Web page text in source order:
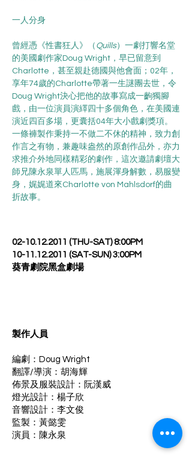
一人分身
曾經憑《性書狂人》（ Quills）一劇打響名堂
的美國劇作家Doug Wright，早已留意到
Charlotte，甚至親赴德國與他會面；02年，
享年74歲的Charlotte帶著一生謎團去世，令
Doug Wright決心把他的故事寫成一齣獨腳
戲，由一位演員演繹四十多個角色，在美國連
演近四百多場，更囊括04年大小戲劇獎項。
一條褲製作秉持一不做二不休的精神，致力創
作言之有物，兼趣味盎然的原創作品外，亦力
求推介外地同樣精彩的劇作，這次邀請劇壇大
師兄陳永泉單人匹馬，施展渾身解數，易服變
身，娓娓道來Charlotte von Mahlsdorf的曲
折故事。
02-10.12.2011 (THU-SAT) 8:00PM
10-11.12.2011 (SAT-SUN) 3:00PM
葵青劇院黑盒劇場
製作人員
編劇：Doug Wright
翻譯/導演：胡海輝
佈景及服裝設計：阮漢威
燈光設計：楊子欣
音響設計：李文俊
監製：黃懿雯
演員：陳永泉